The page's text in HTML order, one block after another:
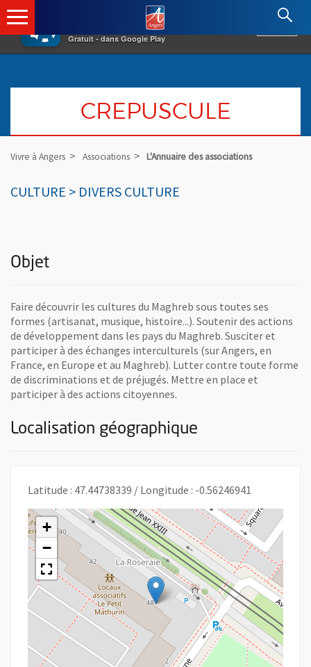
×
Gratuit - dans Google Play
Angers.fr : Retour à l'accueil
CREPUSCULE
Vivre à Angers Associations L'Annuaire des associations
CULTURE > DIVERS CULTURE
Objet
Faire découvrir les cultures du Maghreb sous toutes ses
formes (artisanat, musique, histoire...). Soutenir des actions
de développement dans les pays du Maghreb. Susciter et
participer à des échanges interculturels (sur Angers, en
France, en Europe et au Maghreb). Lutter contre toute forme
de discriminations et de préjugés. Mettre en place et
participer à des actions citoyennes.
Localisation géographique
Latitude : 47.44738339 / Longitude : -0.56246941
+
−